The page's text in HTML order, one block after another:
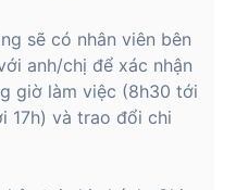
sẽ có nhân viên bên
anh/chị để xác nhận
giờ làm việc (8h30 tới
17h) và trao đổi chi